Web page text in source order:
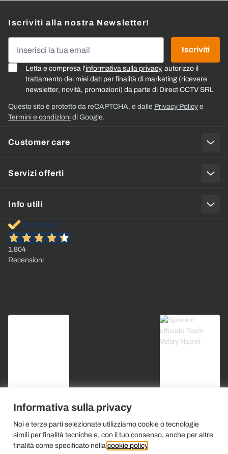
Informativa sulla privacy
Noi e terze parti selezionate utilizziamo cookie o tecnologie
simili per finalità tecniche e, con il tuo consenso, anche per altre
finalità come specificato nella cookie policy
Customer care
Servizi offerti
Info utili
Iscriviti alla nostra Newsletter!
Letta e compresa l'informativa sulla privacy, autorizzo il
trattamento dei miei dati per finalità di marketing (ricevere
newsletter, novità, promozioni) da parte di Direct CCTV SRL
Iscriviti
Questo sito è protetto da reCAPTCHA, e dalle Privacy Policy e
Termini e condizioni di Google.
1.804
Recensioni